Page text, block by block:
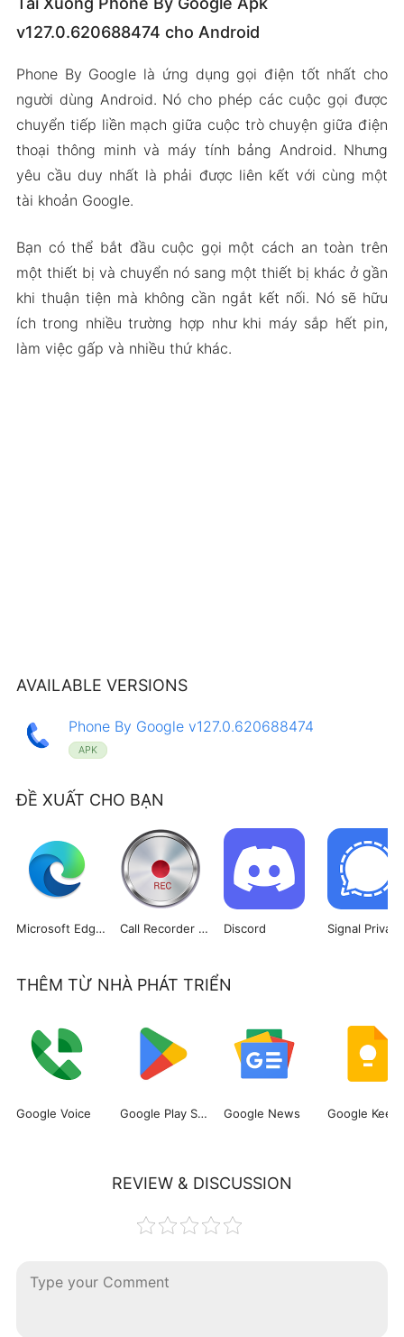
v127.0.620688474 cho Android
Phone By Google là ứng dụng gọi điện tốt nhất cho
người dùng Android. Nó cho phép các cuộc gọi được
chuyển tiếp liền mạch giữa cuộc trò chuyện giữa điện
thoại thông minh và máy tính bảng Android. Nhưng
yêu cầu duy nhất là phải được liên kết với cùng một
tài khoản Google.
Bạn có thể bắt đầu cuộc gọi một cách an toàn trên
một thiết bị và chuyển nó sang một thiết bị khác ở gần
khi thuận tiện mà không cần ngắt kết nối. Nó sẽ hữu
ích trong nhiều trường hợp như khi máy sắp hết pin,
làm việc gấp và nhiều thứ khác.
AVAILABLE VERSIONS
Phone By Google v127.0.620688474
APK
ĐỀ XUẤT CHO BẠN
Microsoft Edge: Web Browser Call Recorder Automatic Discord
THÊM TỪ NHÀ PHÁT TRIỂN
Google Voice Google Play Store Google News Google Keep
REVIEW & DISCUSSION